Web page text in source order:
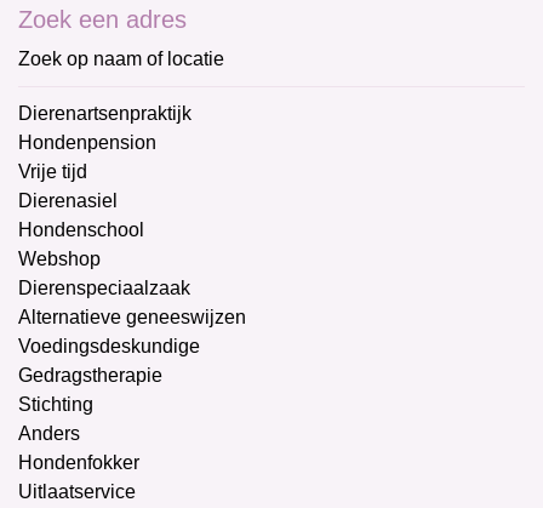
Zoek een adres
Zoek op naam of locatie
Dierenartsenpraktijk
Hondenpension
Vrije tijd
Dierenasiel
Hondenschool
Webshop
Dierenspeciaalzaak
Alternatieve geneeswijzen
Voedingsdeskundige
Gedragstherapie
Stichting
Anders
Hondenfokker
Uitlaatservice